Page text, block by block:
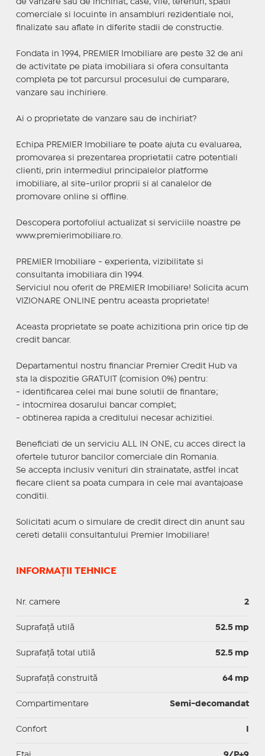
de vanzare sau de inchiriat, case, vile, terenuri, spatii
comerciale si locuinte in ansambluri rezidentiale noi,
finalizate sau aflate in diferite stadii de constructie.
Fondata in 1994, PREMIER Imobiliare are peste 32 de ani
de activitate pe piata imobiliara si ofera consultanta
completa pe tot parcursul procesului de cumparare,
vanzare sau inchiriere.
Ai o proprietate de vanzare sau de inchiriat?
Echipa PREMIER Imobiliare te poate ajuta cu evaluarea,
promovarea si prezentarea proprietatii catre potentiali
clienti, prin intermediul principalelor platforme
imobiliare, al site-urilor proprii si al canalelor de
promovare online si offline.
Descopera portofoliul actualizat si serviciile noastre pe
www.premierimobiliare.ro.
PREMIER Imobiliare - experienta, vizibilitate si
consultanta imobiliara din 1994.
Serviciul nou oferit de PREMIER Imobiliare! Solicita acum
VIZIONARE ONLINE pentru aceasta proprietate!
Aceasta proprietate se poate achizitiona prin orice tip de
credit bancar.
Departamentul nostru financiar Premier Credit Hub va
sta la dispozitie GRATUIT (comision 0%) pentru:
- identificarea celei mai bune solutii de finantare;
- intocmirea dosarului bancar complet;
- obtinerea rapida a creditului necesar achizitiei.
Beneficiati de un serviciu ALL IN ONE, cu acces direct la
ofertele tuturor bancilor comerciale din Romania.
Se accepta inclusiv venituri din strainatate, astfel incat
fiecare client sa poata cumpara in cele mai avantajoase
conditii.
Solicitati acum o simulare de credit direct din anunt sau
cereti detalii consultantului Premier Imobiliare!
INFORMAȚII TEHNICE
Nr. camere 2
Suprafaţă utilă 52.5 mp
Suprafaţă total utilă 52.5 mp
Suprafaţă construită 64 mp
Compartimentare Semi-decomandat
Confort